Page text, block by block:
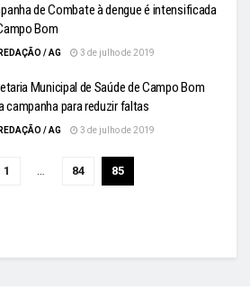
de Combate à dengue é intensificada
Bom
REDAÇÃO / AG 3 de julho de 2019
Municipal de Saúde de Campo Bom
campanha para reduzir faltas
REDAÇÃO / AG 3 de julho de 2019
1 84 85